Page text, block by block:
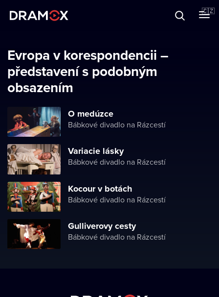
🇨🇿
Evropa v korespondencii –
představení s podobným
obsazením
O medúzce
Bábkové divadlo na Rázcestí
Variacie lásky
Bábkové divadlo na Rázcestí
Kocour v botách
Bábkové divadlo na Rázcestí
Gulliverovy cesty
Bábkové divadlo na Rázcestí